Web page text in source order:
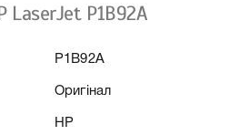
LaserJet P1B92A
P1B92A
Оригінал
HP